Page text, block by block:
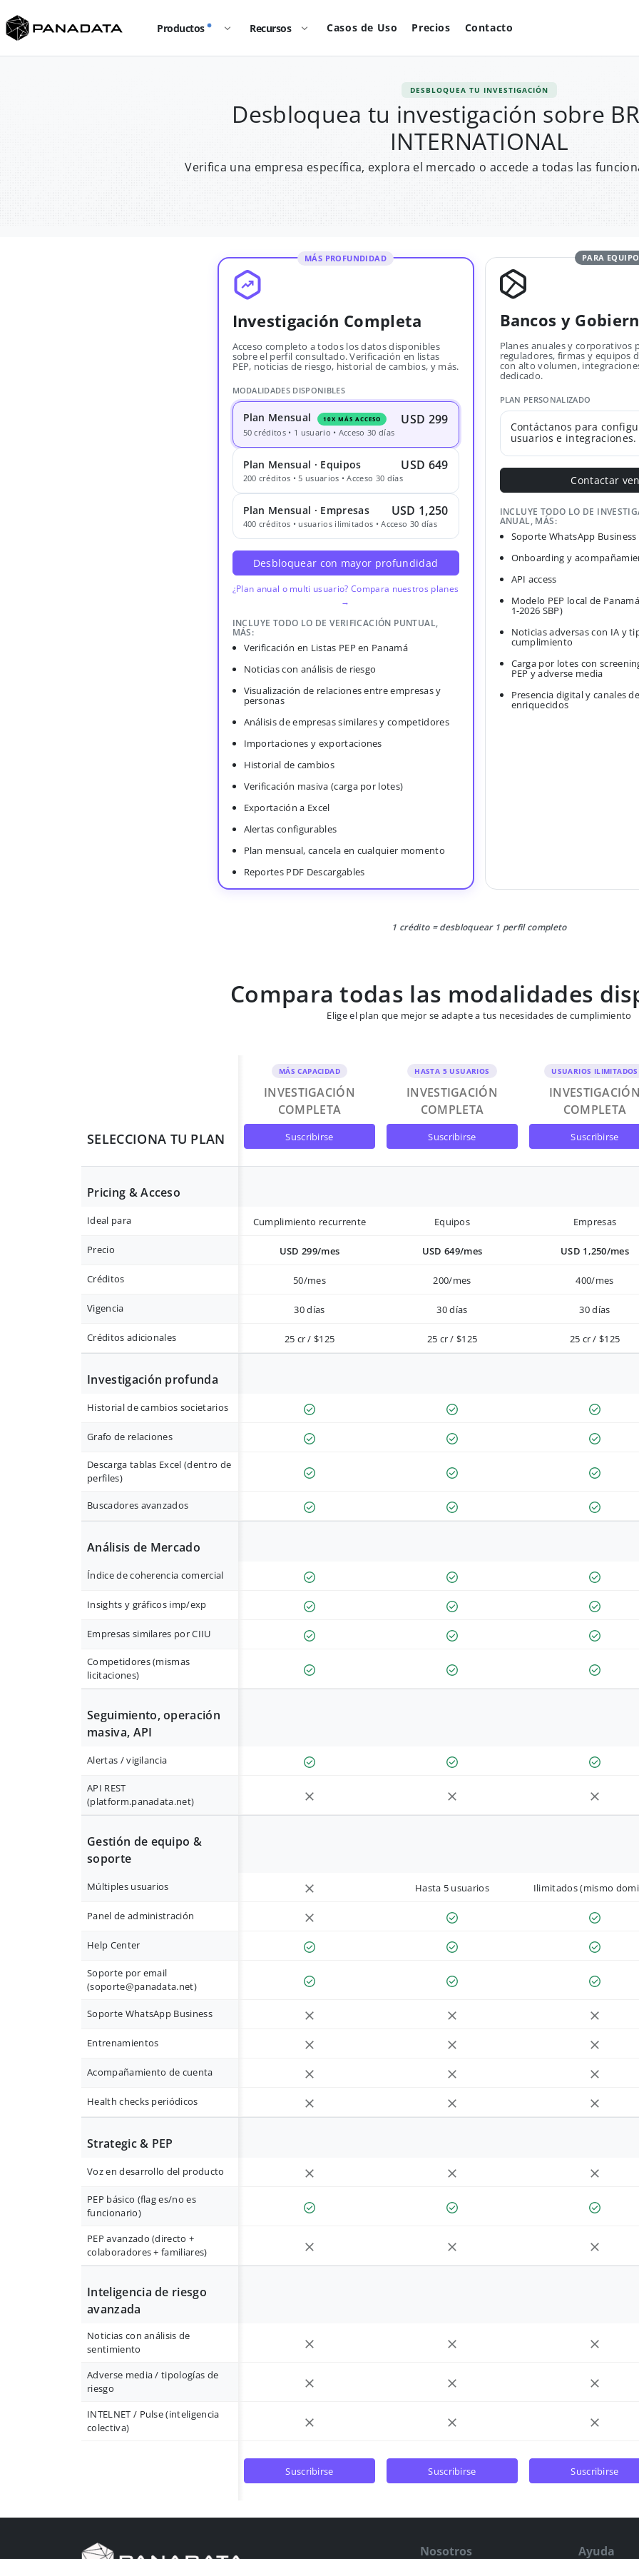
Productos Recursos Casos de Uso Precios Contacto
DESBLOQUEA TU INVESTIGACIÓN
Desbloquea tu investigación sobre
INTERNATIONAL
Verifica una empresa específica, explora el mercado o accede a todas las
MÁS PROFUNDIDAD
Investigación Completa
Acceso completo a todos los datos disponibles
sobre el perfil consultado. Verificación en listas
PEP, noticias de riesgo, historial de cambios, y más.
MODALIDADES DISPONIBLES
Plan Mensual 10X MÁS ACCESO USD 299
50 créditos • 1 usuario • Acceso 30 días
Plan Mensual · Equipos USD 649
200 créditos • 5 usuarios • Acceso 30 días
Plan Mensual · Empresas USD 1,250
400 créditos • usuarios ilimitados • Acceso 30 días
Desbloquear con mayor profundidad
¿Plan anual o multi usuario? Compara nuestros planes
→
INCLUYE TODO LO DE VERIFICACIÓN PUNTUAL,
MÁS:
Verificación en Listas PEP en Panamá
Noticias con análisis de riesgo
Visualización de relaciones entre empresas y
personas
Análisis de empresas similares y competidores
Importaciones y exportaciones
Historial de cambios
Verificación masiva (carga por lotes)
Exportación a Excel
Alertas configurables
Plan mensual, cancela en cualquier momento
Reportes PDF Descargables
PARA
Bancos y
Planes anuales y corporativos
reguladores, firmas y equipos
con alto volumen,
dedicado.
PLAN PERSONALIZADO
Contáctanos para
usuarios e integraciones.
Contactar
INCLUYE TODO LO DE
ANUAL, MÁS:
Soporte WhatsApp Business
Onboarding y
API access
Modelo PEP local de
1-2026 SBP)
Noticias adversas con IA y
cumplimiento
Carga por lotes con
PEP y adverse media
Presencia digital y canales
enriquecidos
1 crédito = desbloquear 1 perfil completo
Compara todas las modalidades
Elige el plan que mejor se adapte a tus necesidades de cumplimiento
SELECCIONA TU PLAN
MÁS CAPACIDAD
INVESTIGACIÓN
COMPLETA
suscribirse
HASTA 5 USUARIOS
INVESTIGACIÓN
COMPLETA
suscribirse
USUARIOS ILIMITADOS
COMPLETA
suscribirse
Pricing & Acceso
Ideal para Cumplimiento recurrente Equipos Empresas
Precio USD 299/mes USD 649/mes USD 1,250/mes
Créditos 50/mes 200/mes 400/mes
Vigencia 30 días 30 días 30 días
Créditos adicionales 25 cr / $125 25 cr / $125 25 cr / $125
Investigación profunda
Historial de cambios societarios
Grafo de relaciones
Descarga tablas Excel (dentro de
perfiles)
Buscadores avanzados
Análisis de Mercado
Índice de coherencia comercial
Insights y gráficos imp/exp
Empresas similares por CIIU
Competidores (mismas
licitaciones)
Seguimiento, operación
masiva, API
Alertas / vigilancia
API REST
(platform.panadata.net)
Gestión de equipo &
soporte
Múltiples usuarios Hasta 5 usuarios Ilimitados (mismo
Panel de administración
Help Center
Soporte por email
(soporte@panadata.net)
Soporte WhatsApp Business
Entrenamientos
Acompañamiento de cuenta
Health checks periódicos
Strategic & PEP
Voz en desarrollo del producto
PEP básico (flag es/no es
funcionario)
PEP avanzado (directo +
colaboradores + familiares)
Inteligencia de riesgo
avanzada
Noticias con análisis de
sentimiento
Adverse media / tipologías de
riesgo
INTELNET / Pulse (inteligencia
colectiva)
suscribirse suscribirse suscribirse
Nosotros Ayuda